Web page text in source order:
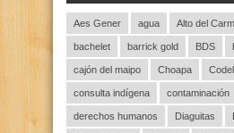
Aes Gener agua Alto del
bachelet barrick gold BDS
cajón del maipo Choapa
consulta indígena contaminación
derechos humanos Diaguitas